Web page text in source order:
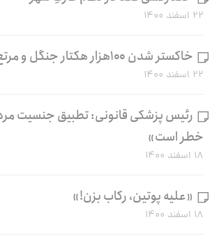
۲۲ اسفند ۱۴۰۰
خاکستر شدن ۱۰۰هزار هکتار جنگل و مرتع طی ۵ سال
۲۲ اسفند ۱۴۰۰
رئیس پزشکی قانونی: تطبیق جنسیت
خطر است»
۱۸ اسفند ۱۴۰۰
«علیه پوتین، رکاب بزن!»
۱۸ اسفند ۱۴۰۰